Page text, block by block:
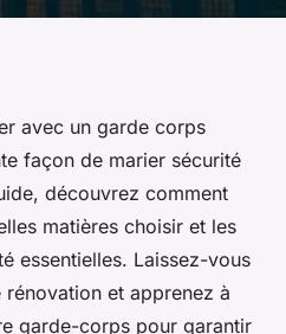
transformer
un garde
de lecture
avec un garde corps
façon de marier sécurité
découvrez comment
matières choisir et les
essentielles. Laissez-vous
et apprenez à
garde-corps pour garantir